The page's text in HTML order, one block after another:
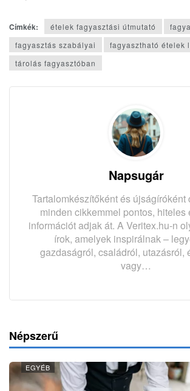
Címkék: ételek fagyasztási útmutató
fagyasztás szabályai
fagyasztható ételek
tárolás fagyasztóban
Napsugár
Tartalomkészítőként és újságíróként
minden cikkemmel pontos, hiteles
információt adjak át. A Veritex.hu-n
írok, amelyek inspirálnak –
gazdaságról, családról, utazásról,
vagy…
Népszerű
EGYÉB